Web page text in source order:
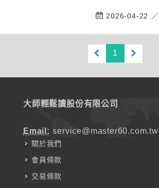
2026-04-22 ／
1 (current)
大師輕鬆讀股份有限公司
Email: service@master60.com.tw
關於我們
會員條款
交易條款